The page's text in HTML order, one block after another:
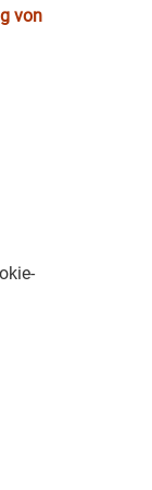
von